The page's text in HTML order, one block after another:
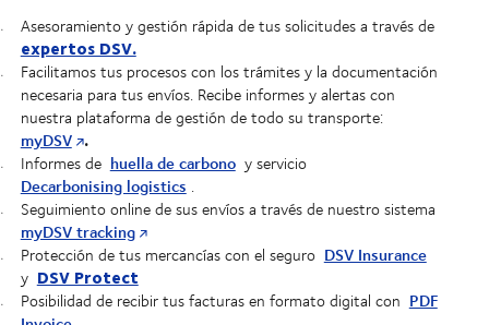
Asesoramiento y gestión rápida de tus solicitudes a través de
expertos DSV.
Facilitamos tus procesos con los trámites y la documentación
necesaria para tus envíos. Recibe informes y alertas con
nuestra plataforma de gestión de todo su transporte:
myDSV .
Informes de huella de carbono y servicio
Decarbonising logistics .
Seguimiento online de sus envíos a través de nuestro sistema
myDSV tracking
Protección de tus mercancías con el seguro DSV Insurance
y DSV Protect
Posibilidad de recibir tus facturas en formato digital con PDF